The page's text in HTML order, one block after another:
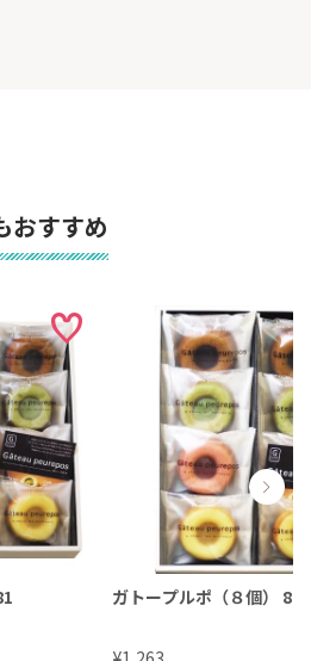
おすすめ
ガトープルポ（８個） 80